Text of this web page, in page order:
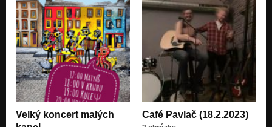
Erektilní dysfunkce
Nezařazeno
Strejda Franta
Nezařazeno
Svarta song 2
Nezařazeno
Nezařazeno
Velký koncert malých
Café Pavlač (18.2.2023)